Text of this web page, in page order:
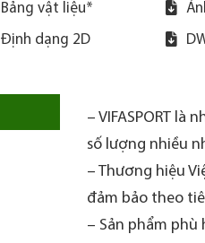
Bảng vật liệu*
Định dạng 2D
– VIFASPORT
số lượng nhiều
– Thương hiệu
đảm bảo theo
– Sản phẩm